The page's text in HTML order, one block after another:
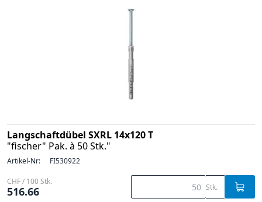
Langschaftdübel SXRL 14x120 T
"fischer" Pak. à 50 Stk."
Artikel-Nr: FI530922
CHF / 100 Stk.
516.66 Stk.